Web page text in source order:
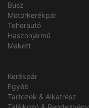
Busz
Motorkerékpár
Teherautó
Haszonjármű
Makett
Kerékpár
Egyéb
Tartozék & Alkatrész